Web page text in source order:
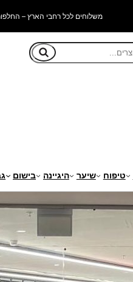
משלוחים לכל רחבי הארץ – החלפות
טיפוח שיער היגיינה בישום